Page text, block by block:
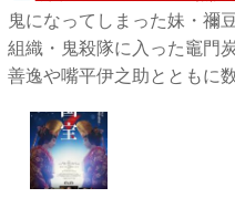
鬼になってしまった妹・禰󠄀
組織・鬼殺隊に入った竈門
善逸や嘴平伊之助とともに